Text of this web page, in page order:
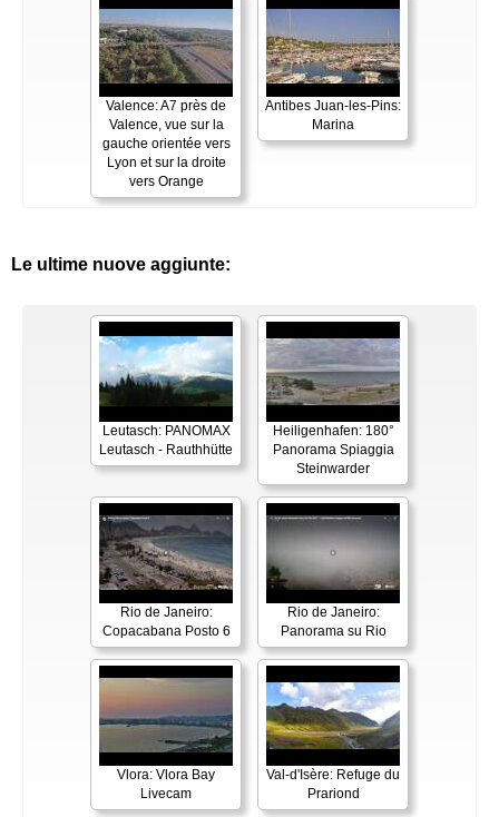
Valence: A7 près de
Valence, vue sur la
gauche orientée vers
Lyon et sur la droite
vers Orange
Antibes Juan-les-Pins:
Marina
Le ultime nuove aggiunte:
Leutasch: PANOMAX
Leutasch - Rauthhütte
Heiligenhafen: 180°
Panorama Spiaggia
Steinwarder
Rio de Janeiro:
Copacabana Posto 6
Rio de Janeiro:
Panorama su Rio
Vlora: Vlora Bay
Livecam
Val-d'Isère: Refuge du
Prariond